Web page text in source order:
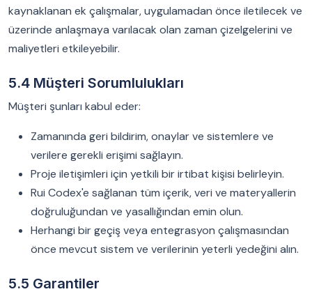
kaynaklanan ek çalışmalar, uygulamadan önce iletilecek ve
üzerinde anlaşmaya varılacak olan zaman çizelgelerini ve
maliyetleri etkileyebilir.
5.4 Müşteri Sorumlulukları
Müşteri şunları kabul eder:
Zamanında geri bildirim, onaylar ve sistemlere ve
verilere gerekli erişimi sağlayın.
Proje iletişimleri için yetkili bir irtibat kişisi belirleyin.
Rui Codex'e sağlanan tüm içerik, veri ve materyallerin
doğruluğundan ve yasallığından emin olun.
Herhangi bir geçiş veya entegrasyon çalışmasından
önce mevcut sistem ve verilerinin yeterli yedeğini alın.
5.5 Garantiler